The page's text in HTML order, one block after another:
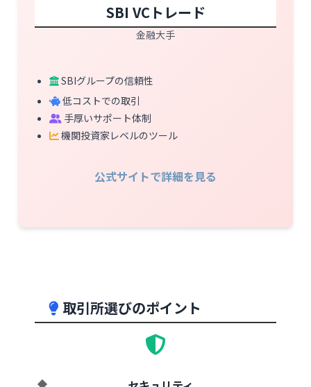
SBI VCトレード
金融大手
SBIグループの信頼性
低コストでの取引
手厚いサポート体制
機関投資家レベルのツール
公式サイトで詳細を見る
取引所選びのポイント